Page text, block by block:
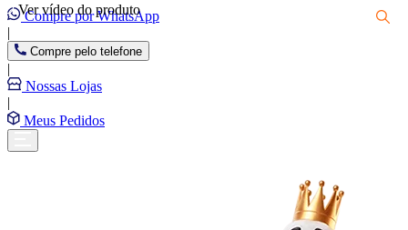
Compre por WhatsApp
|
Compre pelo telefone
|
Nossas Lojas
|
Meus Pedidos
Ver vídeo do produto